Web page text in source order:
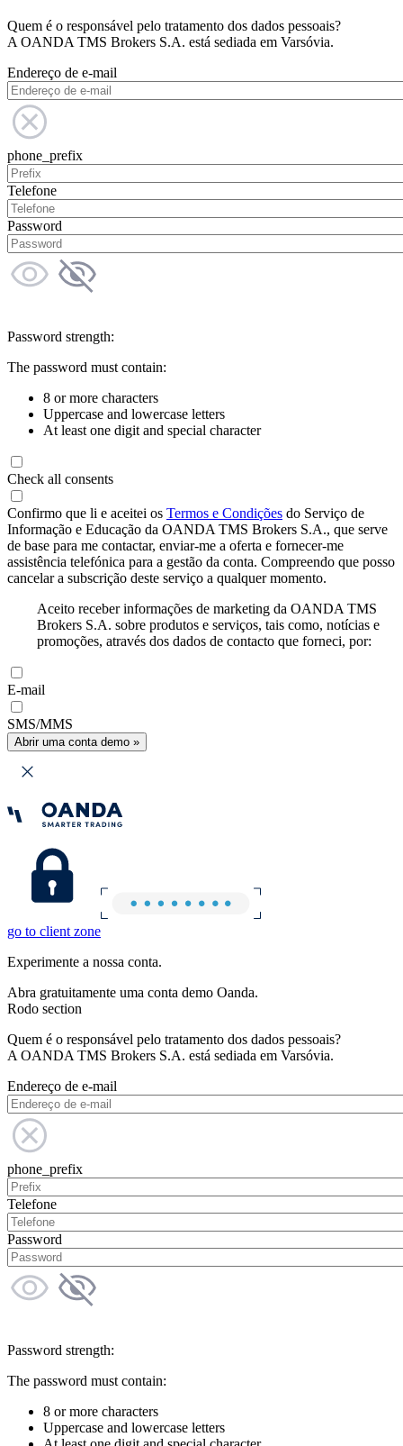
Quem é o responsável pelo tratamento dos dados pessoais?
A OANDA TMS Brokers S.A. está sediada em Varsóvia.
Endereço de e-mail
phone_prefix
Telefone
Password
Password strength:
The password must contain:
8 or more characters
Uppercase and lowercase letters
At least one digit and special character
Check all consents
Confirmo que li e aceitei os Termos e Condições do Serviço de
Informação e Educação da OANDA TMS Brokers S.A., que serve
de base para me contactar, enviar-me a oferta e fornecer-me
assistência telefónica para a gestão da conta. Compreendo que posso
cancelar a subscrição deste serviço a qualquer momento.
Aceito receber informações de marketing da OANDA TMS
Brokers S.A. sobre produtos e serviços, tais como, notícias e
promoções, através dos dados de contacto que forneci, por:
E-mail
SMS/MMS
Abrir uma conta demo »
go to client zone
Experimente a nossa conta.
Abra gratuitamente uma conta demo Oanda.
Rodo section
Quem é o responsável pelo tratamento dos dados pessoais?
A OANDA TMS Brokers S.A. está sediada em Varsóvia.
Endereço de e-mail
phone_prefix
Telefone
Password
Password strength:
The password must contain:
8 or more characters
Uppercase and lowercase letters